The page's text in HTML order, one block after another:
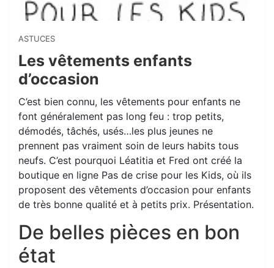
ASTUCES
Les vêtements enfants
d’occasion
C’est bien connu, les vêtements pour enfants ne
font généralement pas long feu : trop petits,
démodés, tâchés, usés…les plus jeunes ne
prennent pas vraiment soin de leurs habits tous
neufs. C’est pourquoi Léatitia et Fred ont créé la
boutique en ligne Pas de crise pour les Kids, où ils
proposent des vêtements d’occasion pour enfants
de très bonne qualité et à petits prix. Présentation.
De belles pièces en bon
état